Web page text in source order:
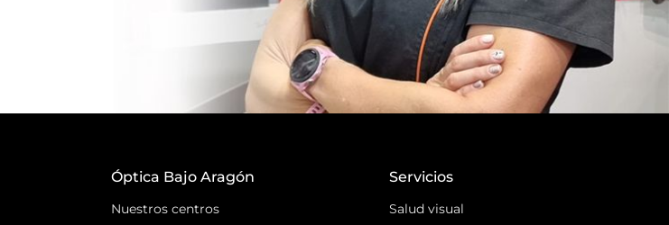
Óptica Bajo Aragón
Nuestros centros
Servicios
Salud visual